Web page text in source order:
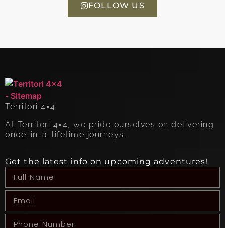
FOLLOW US
Territori 4×4
At Territori 4×4, we pride ourselves on delivering
once-in-a-lifetime journeys.
Get the latest info on upcoming adventures!